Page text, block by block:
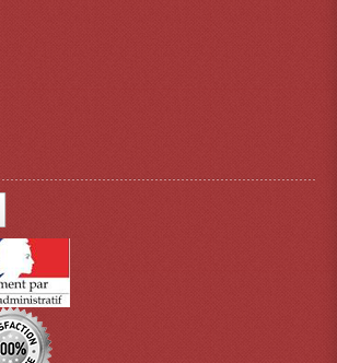
Effets Lumineux, Effets Disco
Electronique Commande Light
Blocs De Puissance
Chenillards Modulateurs
Consoles Éclairage DMX